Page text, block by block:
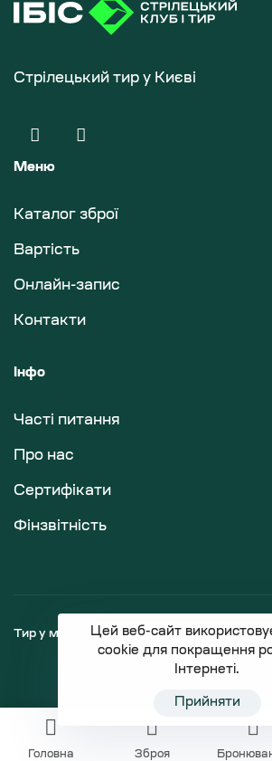
Стрілецький тир у Києві
Меню
Каталог зброї
Вартість
Онлайн-запис
Контакти
Інфо
Часті питання
Про нас
Сертифікати
Фінзвітність
Тир у м.Дніпро Магазин зброї
Головна Зброя
Цей веб-сайт
cookie для покращення
Інтернеті.
Прийняти